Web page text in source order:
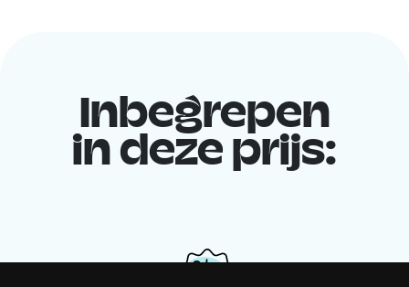
Inbegrepen
in deze prijs: